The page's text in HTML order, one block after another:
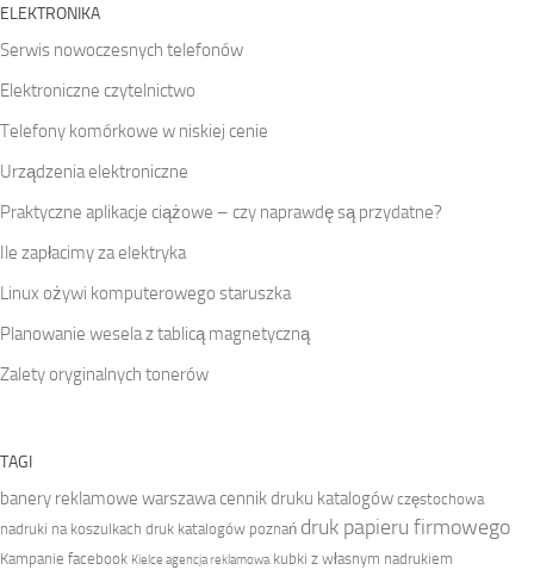
ELEKTRONIKA
Serwis nowoczesnych telefonów
Elektroniczne czytelnictwo
Telefony komórkowe w niskiej cenie
Urządzenia elektroniczne
Praktyczne aplikacje ciążowe – czy naprawdę są przydatne?
Ile zapłacimy za elektryka
Linux ożywi komputerowego staruszka
Planowanie wesela z tablicą magnetyczną
Zalety oryginalnych tonerów
TAGI
banery reklamowe warszawacennik druku katalogów częstochowa
nadruki na koszulkach druk katalogów poznań druk papieru firmowego
Kampanie facebook Kielce agencja reklamowa kubki z własnym nadrukiem